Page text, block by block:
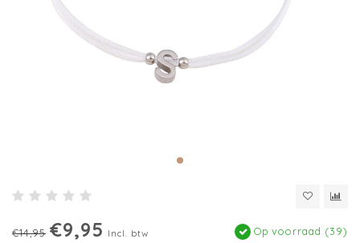
€14,95 €9,95 Incl. btw Op voorraad (39)